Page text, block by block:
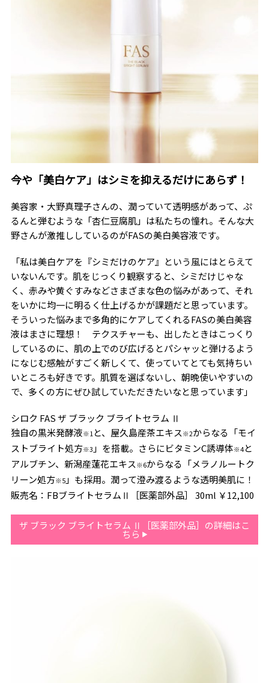
今や「美白ケア」はシミを抑えるだけにあらず！
美容家・大野真理子さんの、潤っていて透明感があって、ぷ
るんと弾むような「杏仁豆腐肌」は私たちの憧れ。そんな大
野さんが激推ししているのがFASの美白美容液です。
「私は美白ケアを『シミだけのケア』という風にはとらえて
いないんです。肌をじっくり観察すると、シミだけじゃな
く、赤みや黄ぐすみなどさまざまな色の悩みがあって、それ
をいかに均一に明るく仕上げるかが課題だと思っています。
そういった悩みまで多角的にケアしてくれるFASの美白美容
液はまさに理想！ テクスチャーも、出したときはこっくり
しているのに、肌の上でのび広げるとパシャッと弾けるよう
になじむ感触がすごく新しくて、使っていてとても気持ちい
いところも好きです。肌質を選ばないし、朝晩使いやすいの
で、多くの方にぜひ試していただきたいなと思っています」
シロク FAS ザ ブラック ブライトセラム Ⅱ
独自の黒米発酵液※1 と、屋久島産茶エキス ※2からなる「モイ
ストブライト処方※3 」を搭載。さらにビタミンC誘導体※4と
アルブチン、新潟産蓮花エキス ※6からなる「メラノルートク
リーン処方※5」も採用。潤って澄み渡るような透明美肌に！
販売名：FBブライトセラムⅡ［医薬部外品］ 30ml ￥12,100
ザ ブラック ブライトセラム Ⅱ［医薬部外品］の詳細はこ
ちら